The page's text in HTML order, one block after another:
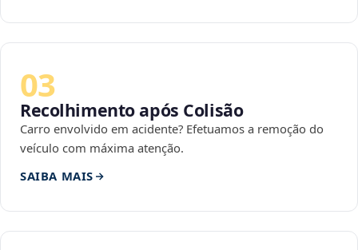
03
Recolhimento após Colisão
Carro envolvido em acidente? Efetuamos a remoção do
veículo com máxima atenção.
SAIBA MAIS